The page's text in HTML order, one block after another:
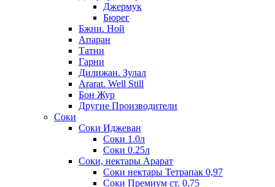
Джермук
Бюрег
Бжни. Ной
Апаран
Татни
Гарни
Дилижан. Зулал
Ararat. Well Still
Бон Жур
Другие Производители
Соки
Соки Иджеван
Соки 1.0л
Соки 0.25л
Соки, нектары Арарат
Соки нектары Тетрапак 0,97
Соки Премиум ст. 0,75